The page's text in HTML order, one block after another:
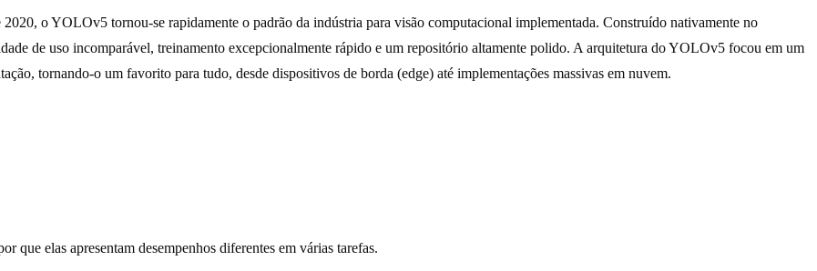
o YOLOv5 tornou-se rapidamente o padrão da indústria para visão computacional implementada. Construído nativamente no
de uso incomparável, treinamento excepcionalmente rápido e um repositório altamente polido. A arquitetura do YOLOv5 focou em um
tornando-o um favorito para tudo, desde dispositivos de borda (edge) até implementações massivas em nuvem.
que elas apresentam desempenhos diferentes em várias tarefas.